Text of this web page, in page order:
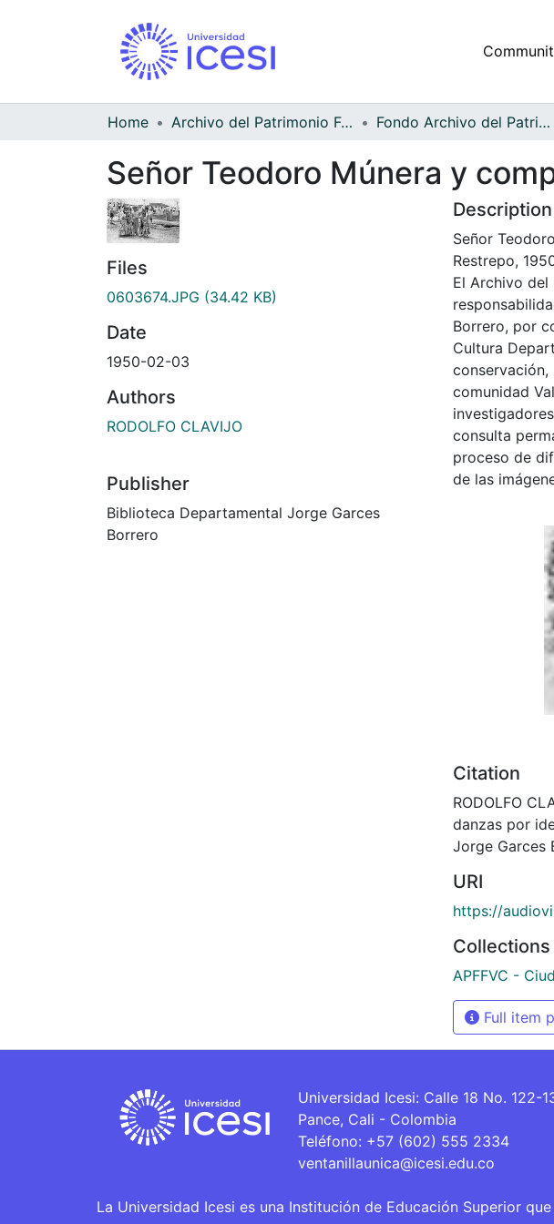
Home Archivo del Patrimonio Fotográfico y Fílmico del Valle del Cauca Fondo Archivo del Patrimonio Fotográfico y Fílmico del Valle del Cauca
Señor Teodoro Múnera y
Files
0603674.JPG (34.42 KB)
Date
1950-02-03
Authors
RODOLFO CLAVIJO
Publisher
Biblioteca Departamental Jorge Garces
Borrero
Description
Señor
Restrepo,
El Archivo
Borrero, por
Cultura
comunidad
consulta
proceso de
de las
Citation
RODOLFO
danzas por
Jorge Garces
URI
https://
Collections
APFFVC -
Full item
Universidad Icesi: Calle 18 No. 122-
Pance, Cali - Colombia
Teléfono: +57 (602) 555 2334
ventanillaunica@icesi.edu.co
La Universidad Icesi es una Institución de Educación Superior